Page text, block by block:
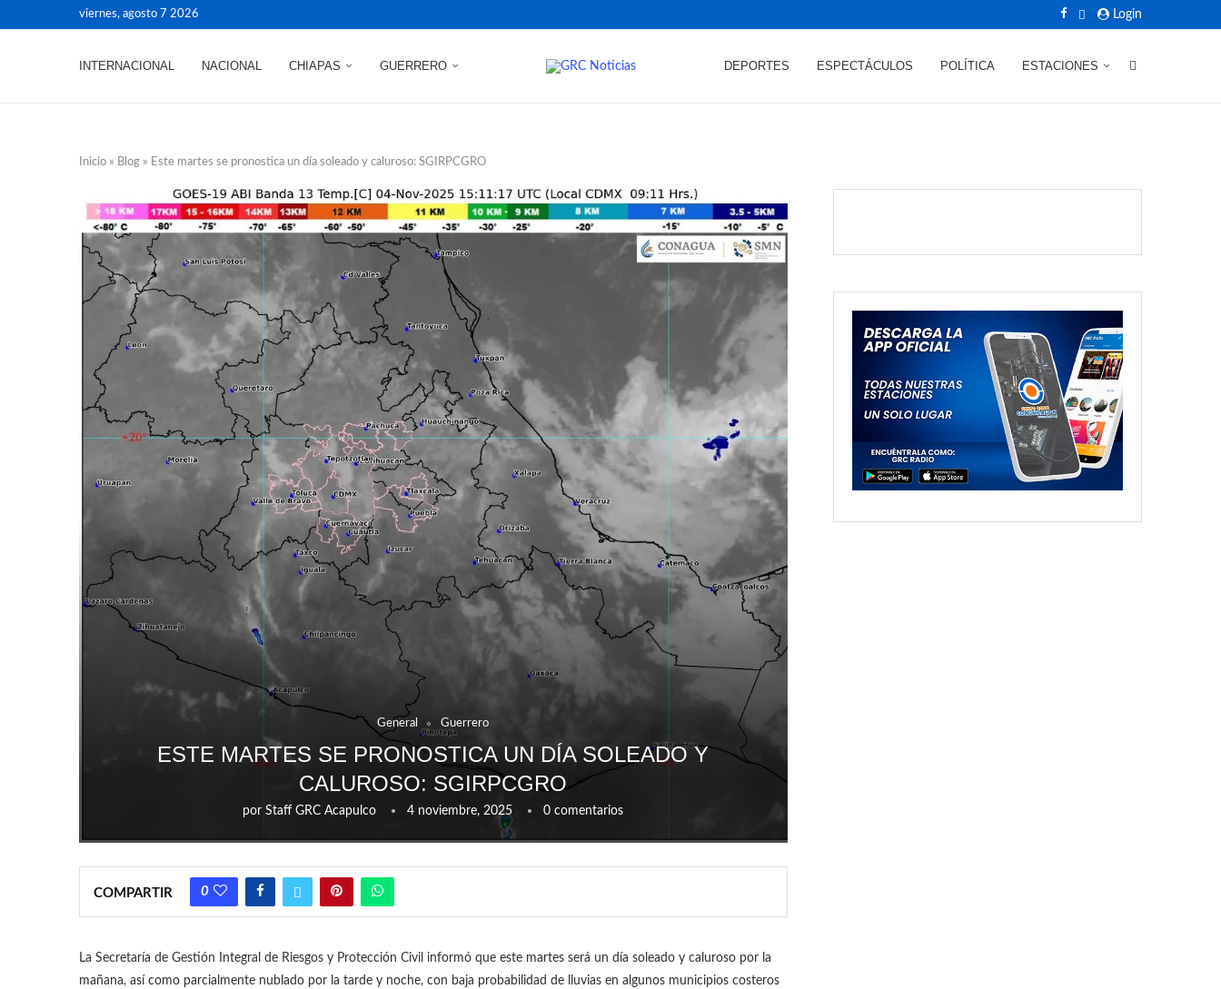
viernes, agosto 7 2026 Login
INTERNACIONAL NACIONAL CHIAPAS GUERRERO DEPORTES ESPECTÁCULOS POLÍTICA ESTACIONES
Inicio » Blog » Este martes se pronostica un día soleado y caluroso: SGIRPCGRO
General Guerrero
ESTE MARTES SE PRONOSTICA UN DÍA SOLEADO Y
CALUROSO: SGIRPCGRO
porStaff GRC Acapulco 4 noviembre, 2025 0 comentarios
COMPARTIR 0
La Secretaría de Gestión Integral de Riesgos y Protección Civil informó que este martes será un día soleado y caluroso por la
mañana, así como parcialmente nublado por la tarde y noche, con baja probabilidad de lluvias en algunos municipios costeros